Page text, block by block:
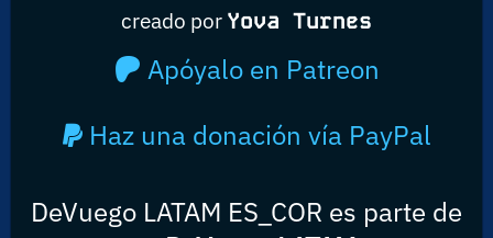
creado por Yova Turnes
Apóyalo en Patreon
Haz una donación vía PayPal
DeVuego LATAM ES_COR es parte de